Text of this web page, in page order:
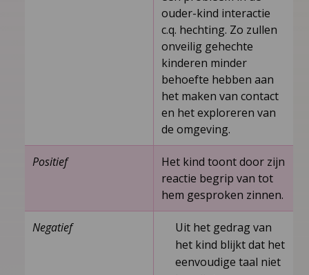
ouder­-kind interactie
c.q. hechting. Zo zullen
onveilig gehechte
kinderen minder
behoefte hebben aan
het maken van contact
en het exploreren van
de omgeving.
Positief
Het kind toont door zijn
reactie begrip van tot
hem gesproken zinnen.
Negatief
Uit het gedrag van
het kind blijkt dat het
eenvoudige taal niet